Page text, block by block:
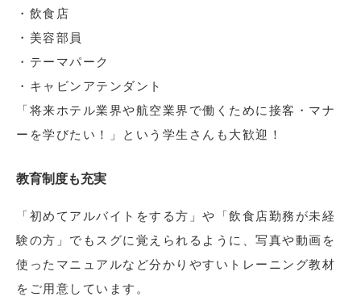
・飲食店
・美容部員
・テーマパーク
・キャビンアテンダント
「将来ホテル業界や航空業界で働くために接客・マナ
ーを学びたい！」という学生さんも大歓迎！
教育制度も充実
「初めてアルバイトをする方」や「飲食店勤務が未経
験の方」でもスグに覚えられるように、写真や動画を
使ったマニュアルなど分かりやすいトレーニング教材
をご用意しています。